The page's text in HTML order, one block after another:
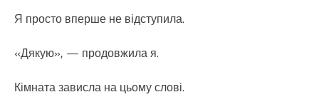
Я просто вперше не відступила.
«Дякую», — продовжила я.
Кімната зависла на цьому слові.